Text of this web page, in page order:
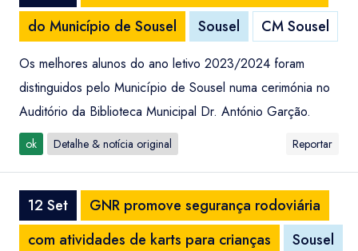
do Município de Sousel
Sousel CM Sousel
Os melhores alunos do ano letivo 2023/2024 foram
distinguidos pelo Município de Sousel numa cerimónia no
Auditório da Biblioteca Municipal Dr. António Garção.
ok Detalhe & notícia original Reportar
12 Set
GNR promove segurança rodoviária
com atividades de karts para crianças
Sousel